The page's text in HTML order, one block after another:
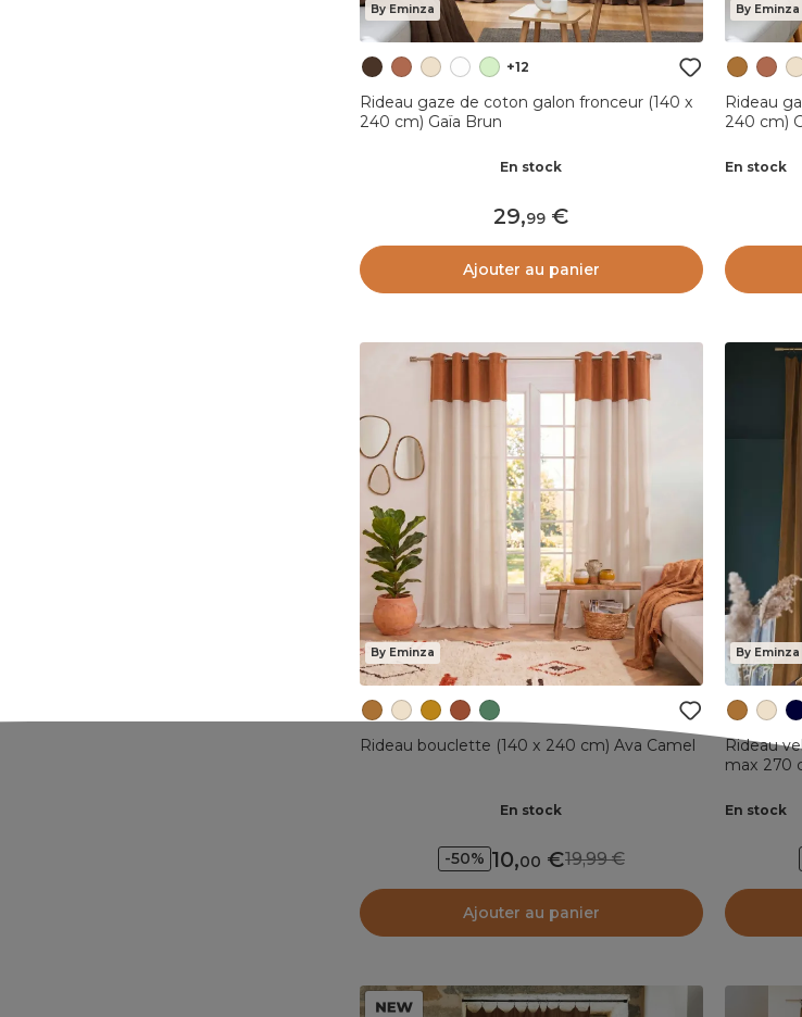
By Eminza
+12
Rideau gaze de coton galon fronceur (140 x
240 cm) Gaïa Brun
En stock
29,99
Ajouter au panier
By Eminza
Rideau
240 cm)
En stock
By Eminza
Rideau bouclette (140 x 240 cm) Ava Camel
En stock
-50% 10,00 19,99
Ajouter au panier
By Eminza
Rideau
max 270
En stock